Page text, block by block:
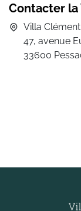
Contacter la
Villa
47, avenue
33600